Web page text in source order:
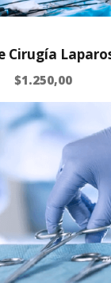
Cirugía
$1.250,00